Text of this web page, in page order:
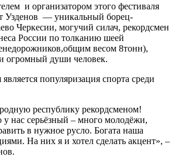
и организатором этого фестиваля
Узденов — уникальный борец-
Черкесии, могучий силач, рекордсмен
России по толканию шеей
весом 8тонн),
огромный души человек.
популяризация спорта среди
республику рекордсменом!
у нас серьёзный – много молодёжи,
в нужное русло. Богата наша
На них я и хотел сделать акцент», –